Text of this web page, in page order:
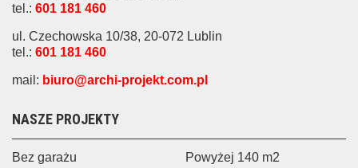
NASZE PROJEKTY
Bez garażu
Powyżej 140 m2
tel.: 601 181 460
ul. Czechowska 10/38, 20-072 Lublin
tel.: 601 181 460
mail: biuro@archi-projekt.com.pl